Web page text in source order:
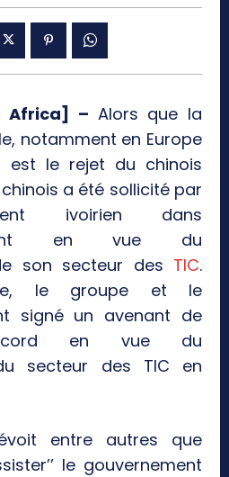
Africa] – Alors que la
notamment en Europe
est le rejet du chinois
a été sollicité par
ivoirien dans
en vue du
son secteur des TIC.
le groupe et le
signé un avenant de
en vue du
secteur des TIC en
entre autres que
le gouvernement